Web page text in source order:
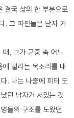
결국 삶의 한 부분으로
. 그 파편들은 단지 거
때, 그가 군중 속 어느
떨리는 목소리를 내
. 나는 나중에 피터 도
던 남자가 서있는 것
들의 구조를 도왔던